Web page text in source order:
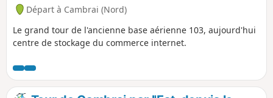
Départ à Cambrai (Nord)
Le grand tour de l'ancienne base aérienne 103, aujourd'hui
centre de stockage du commerce internet.